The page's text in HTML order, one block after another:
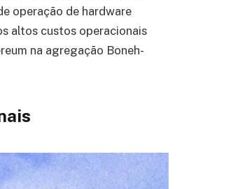
operação de hardware
altos custos operacionais
na agregação Boneh-